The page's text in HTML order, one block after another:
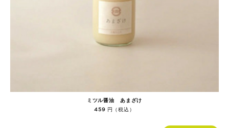
ミツル醤油 あまざけ
459 円（税込）